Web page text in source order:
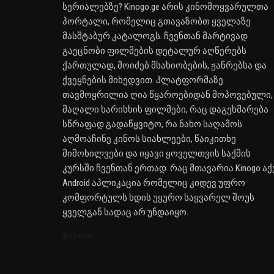
სერიალებზე? Kinogo.ge არის კინომოყვარულთა
პორტალი, რომელიც გთავაზობთ ყველაზე
მასშტაბურ კატალოგს. ჩვენთან მარტივად
გაეცნობი ფილმების დეტალურ აღწერებს
ქართულად, მოიძებ მსახიობების, ჟანრებსა და
ქვეყნების მიხედვით. პლატფორმაზე
თავმოყრილია ღია წყაროებიდან მოპოვებული,
მაღალი ხარისხის ფილმები, რაც დაგეხმარება
სწრაფად გადაწყვიტო, რა ნახო საღამოს.
აღმოაჩინე კინოს სიახლეები, წაიკითხე
მიმოხილვები და იყავი ყოველთვის საქმის
კურსში ჩვენთან ერთად. რაც მთავარია Kinogo
Android აპლიკაცია რომელიც კიდევ უფრო
კომფორტულს ხდის უყურო საყვარელ შოუს
ყველგან სადაც არ უნდაიყო.